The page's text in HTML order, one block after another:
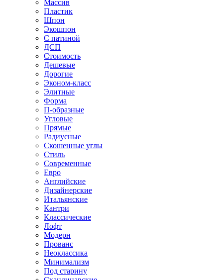
Массив
Пластик
Шпон
Экошпон
С патиной
ДСП
Стоимость
Дешевые
Дорогие
Эконом-класс
Элитные
Форма
П-образные
Угловые
Прямые
Радиусные
Скошенные углы
Стиль
Современные
Евро
Английские
Дизайнерские
Итальянские
Кантри
Классические
Лофт
Модерн
Прованс
Неоклассика
Минимализм
Под старину